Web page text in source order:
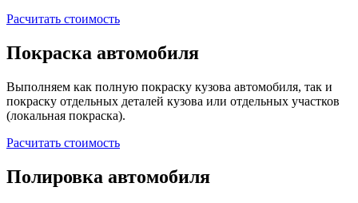
Расчитать стоимость
Покраска автомобиля
Выполняем как полную покраску кузова автомобиля, так и
покраску отдельных деталей кузова или отдельных участков
(локальная покраска).
Расчитать стоимость
Полировка автомобиля